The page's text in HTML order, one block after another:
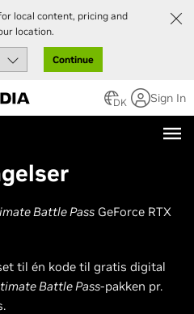
local content, pricing and
location.
Continue
DK Sign In
Battle Pass GeForce RTX
til én kode til gratis digital
Battle Pass-pakken pr.